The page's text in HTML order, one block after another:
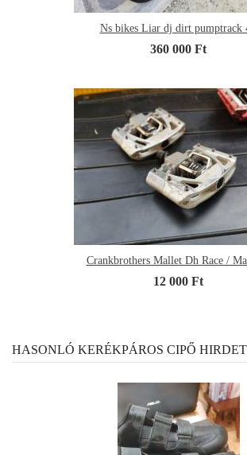
Ns bikes Liar dj dirt pumptrack
360 000 Ft
Crankbrothers Mallet Dh Race /
12 000 Ft
HASONLÓ KERÉKPÁROS CIPŐ